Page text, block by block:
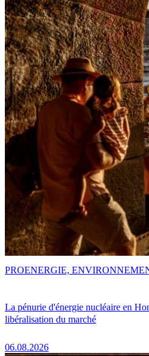
La pénurie d'énergie nucléaire en
libéralisation du marché
06.08.2026
PROENERGIE,